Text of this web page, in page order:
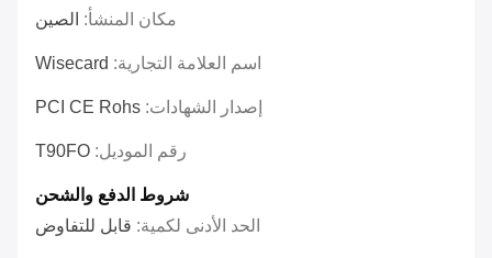
مكان المنشأ: الصين
اسم العلامة التجارية: Wisecard
إصدار الشهادات: PCI CE Rohs
رقم الموديل: T90FO
شروط الدفع والشحن
الحد الأدنى لكمية: قابل للتفاوض